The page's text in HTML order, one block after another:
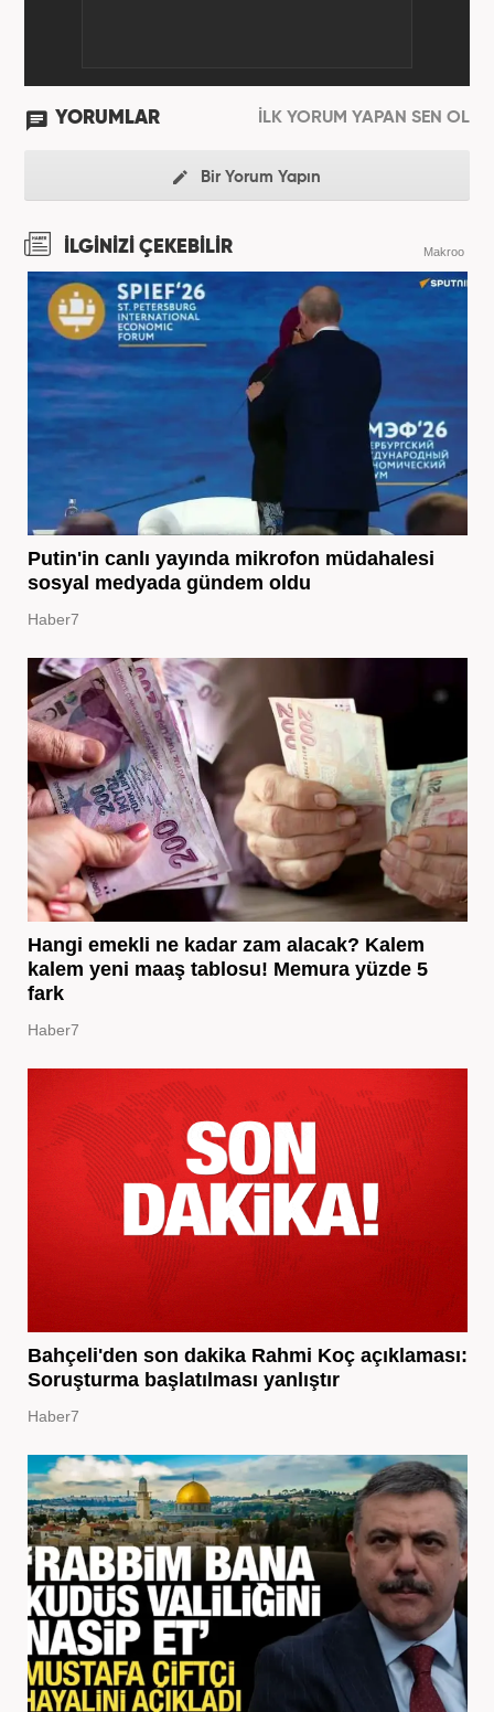
YORUMLAR İLK YORUM YAPAN SEN OL
Bir Yorum Yapın
İLGİNİZİ ÇEKEBİLİR Makroo
Putin'in canlı yayında mikrofon müdahalesi
sosyal medyada gündem oldu
Haber7
Hangi emekli ne kadar zam alacak? Kalem
kalem yeni maaş tablosu! Memura yüzde 5
fark
Haber7
Bahçeli'den son dakika Rahmi Koç açıklaması:
Soruşturma başlatılması yanlıştır
Haber7